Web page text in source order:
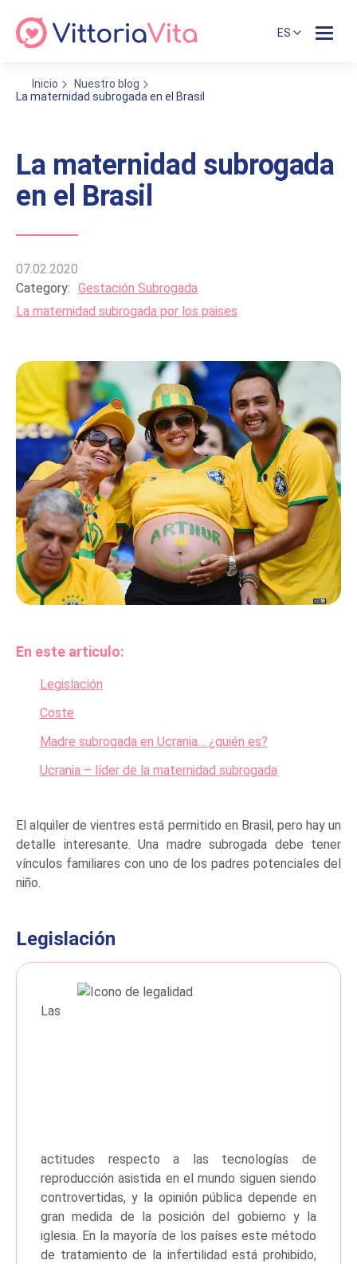
ES
Inicio
Nuestro blog
La maternidad subrogada en el Brasil
La maternidad subrogada
en el Brasil
07.02.2020
Category: Gestación Subrogada
La maternidad subrogada por los paises
En este articulo:
Legislación
Coste
Madre subrogada en Ucrania… ¿quién es?
Ucrania – líder de la maternidad subrogada
El alquiler de vientres está permitido en Brasil, pero hay un
detalle interesante. Una madre subrogada debe tener
vínculos familiares con uno de los padres potenciales del
niño.
Legislación
Las
actitudes respecto a las tecnologías de
reproducción asistida en el mundo siguen siendo
controvertidas, y la opinión pública depende en
gran medida de la posición del gobierno y la
iglesia. En la mayoría de los países este método
de tratamiento de la infertilidad está prohibido,